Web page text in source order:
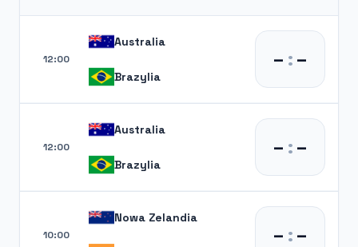
12:00
Australia
Brazylia
– :–
12:00
Australia
Brazylia
– :–
10:00
Nowa Zelandia
– :–